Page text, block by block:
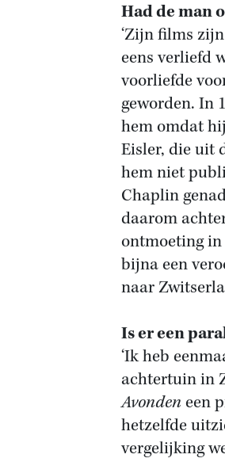
Had de man
‘Zijn films
eens verliefd
voorliefde
geworden. In
hem omdat
Eisler, die uit
hem niet
Chaplin
daarom
ontmoeting in
bijna een
naar
Is er een
‘Ik heb
achtertuin in
Avondeneen
hetzelfde
vergelijking